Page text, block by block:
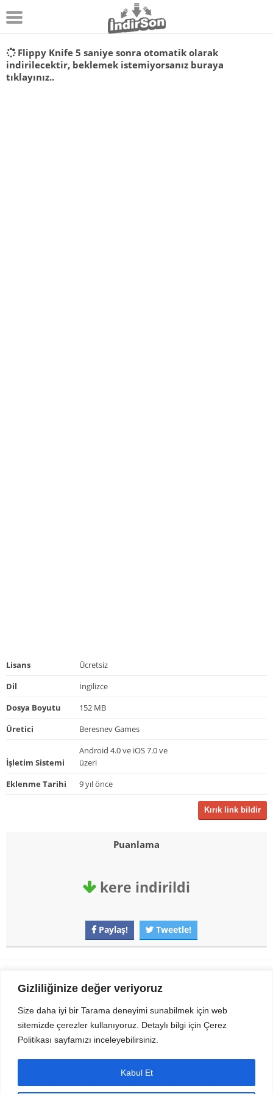
Gizliliğinize değer veriyoruz
Size daha iyi bir Tarama deneyimi sunabilmek için web
sitemizde çerezler kullanıyoruz. Detaylı bilgi için Çerez
Politikası sayfamızı inceleyebilirsiniz.
Kabul Et
Android
Pc Oyunları
Flippy Knife 5 saniye sonra otomatik olarak
indirilecektir, beklemek istemiyorsanız buraya
tıklayınız..
Lisans
Ücretsiz
Dil
İngilizce
Dosya Boyutu
152 MB
Üretici
Beresnev Games
İşletim Sistemi
Android 4.0 ve iOS 7.0 ve
üzeri
Eklenme Tarihi
9 yıl önce
Kırık link bildir
Puanlama
kere indirildi
Paylaş! Tweetle!
Gezi Seyahat indirvip apk
Sitemizden Son sürüm Program, Android Uygulama, Android Oyun, Apk
Dosyalarını indirip güvenle bilgisayar ve cep telefonlarınızda kullanabilirsiniz.